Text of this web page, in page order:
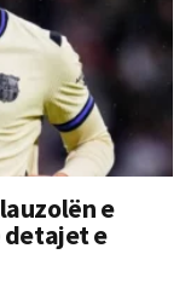
e
detajet e